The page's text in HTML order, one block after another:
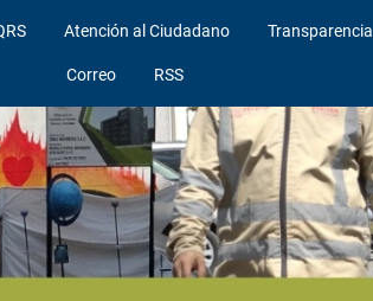
Atención al Ciudadano Transparencia
Correo RSS